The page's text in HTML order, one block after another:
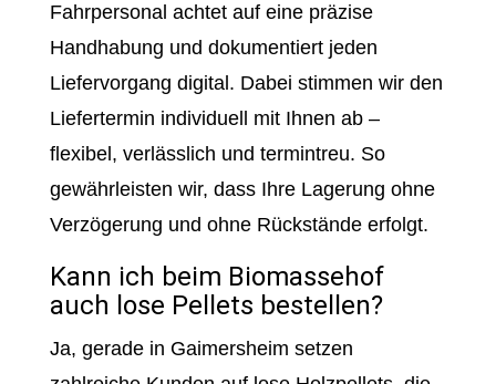
Fahrpersonal achtet auf eine präzise
Handhabung und dokumentiert jeden
Liefervorgang digital. Dabei stimmen wir den
Liefertermin individuell mit Ihnen ab –
flexibel, verlässlich und termintreu. So
gewährleisten wir, dass Ihre Lagerung ohne
Verzögerung und ohne Rückstände erfolgt.
Kann ich beim Biomassehof
auch lose Pellets bestellen?
Ja, gerade in Gaimersheim setzen